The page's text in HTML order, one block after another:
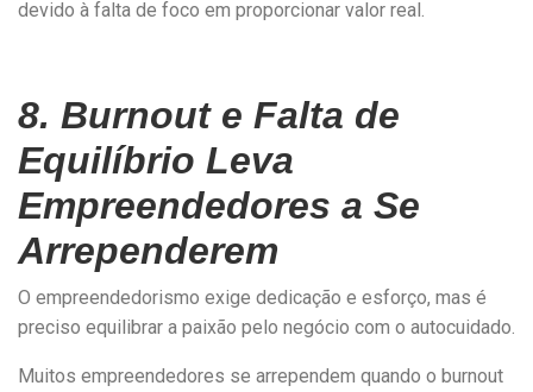
devido à falta de foco em proporcionar valor real.
8. Burnout e Falta de
Equilíbrio Leva
Empreendedores a Se
Arrependerem
O empreendedorismo exige dedicação e esforço, mas é
preciso equilibrar a paixão pelo negócio com o autocuidado.
Muitos empreendedores se arrependem quando o burnout